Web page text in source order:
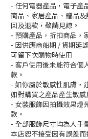
- 任何電器產品，電子產
商品、家居產品、贈品
回及退款，敬請見諒。
- 預購產品，折扣商品，
- 因供應商船期 / 貨期延
可留下次購物時使用
- 客戶使用後未能符合個
款。
- 如你屬於敏感性肌膚，
如對購買之產品產生敏
- 女裝服飾因拍攝效果燈
款。
- 全部服飾尺寸均為人手
本店恕不接受因有誤差而